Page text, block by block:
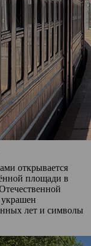
открывается
площади в
лет и символы